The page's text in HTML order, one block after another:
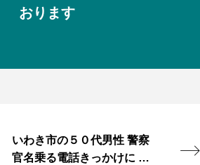
おります
いわき市の５０代男性 警察
官名乗る電話きっかけに ３